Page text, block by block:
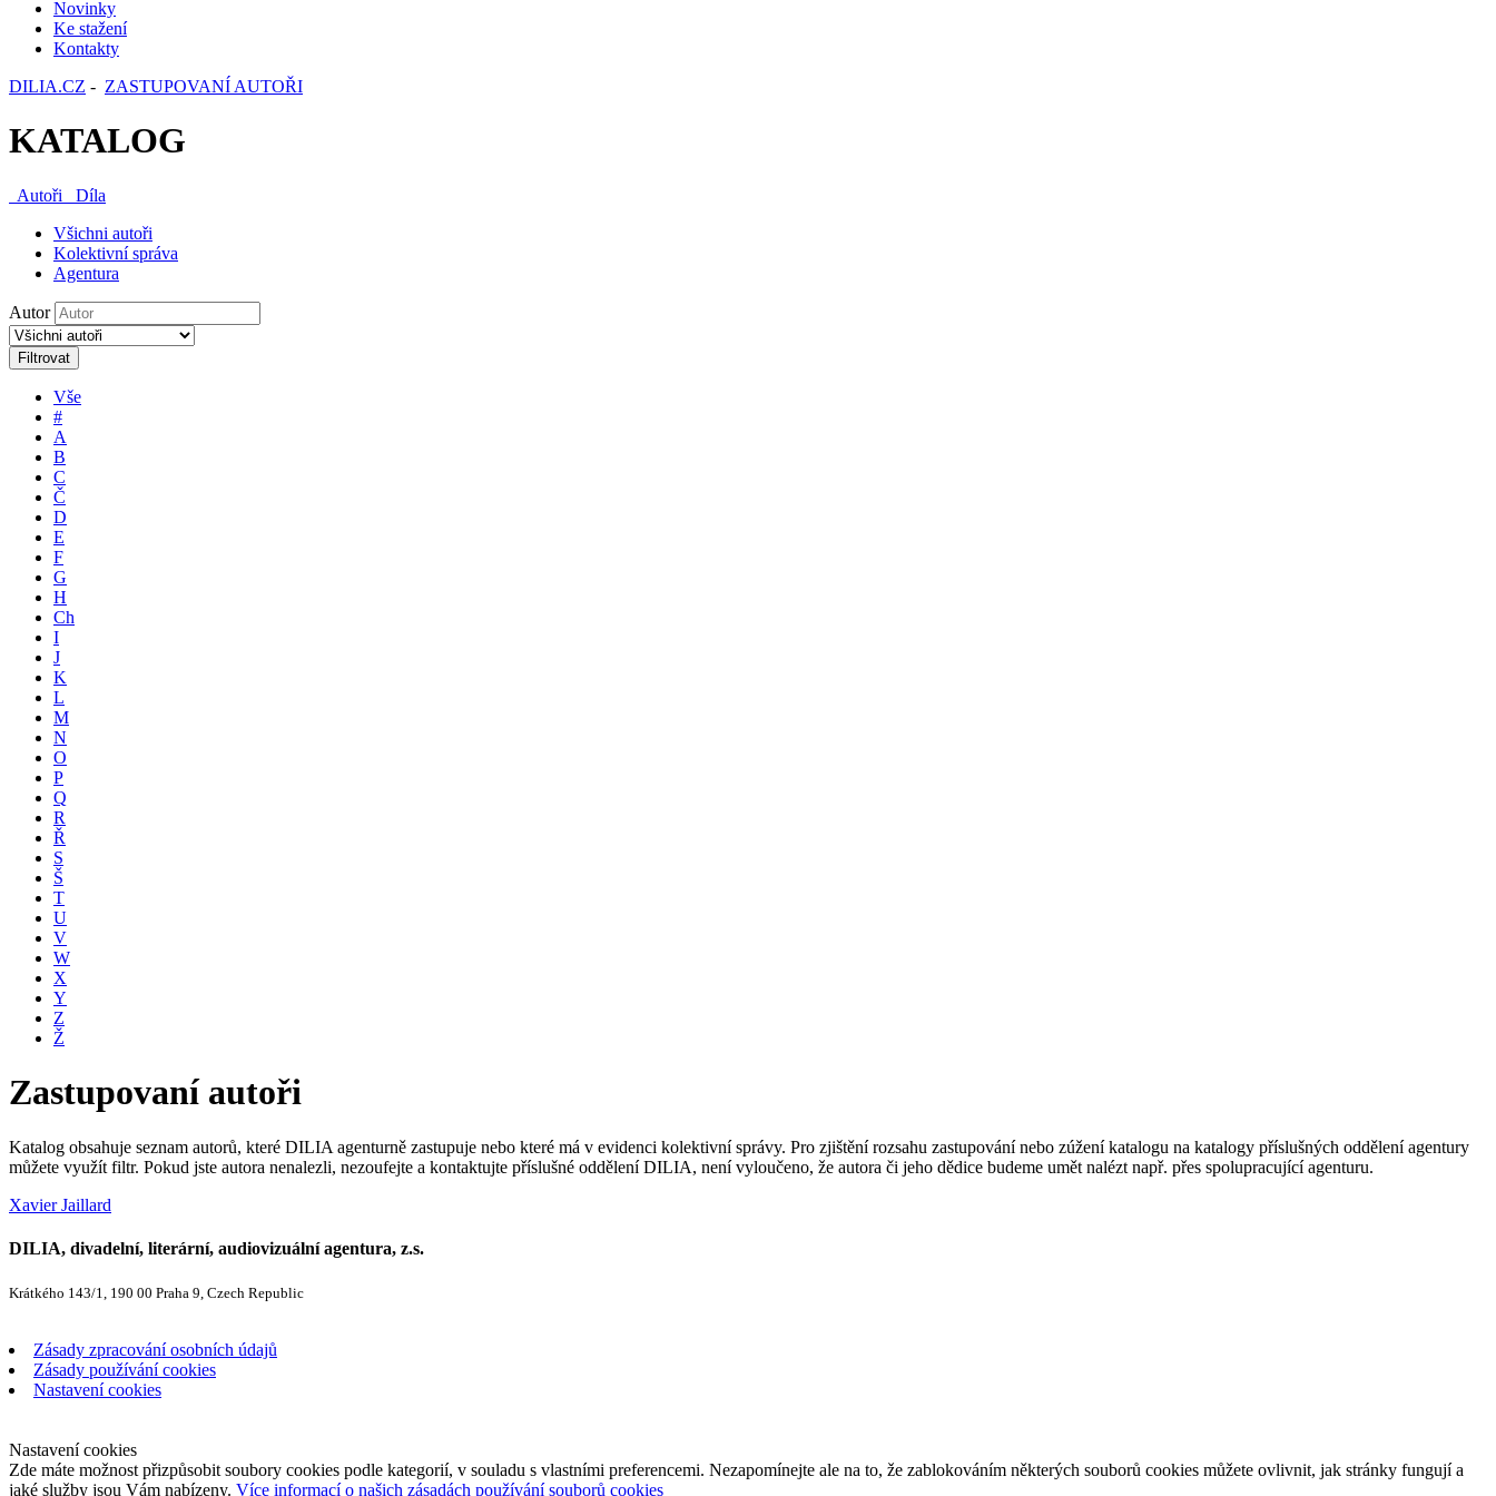
Novinky
Ke stažení
Kontakty
DILIA.CZ - ZASTUPOVANÍ AUTOŘI
KATALOG
Autoři
Díla
Všichni autoři
Kolektivní správa
Agentura
Autor
Filtrovat
Vše
#
A
B
C
Č
D
E
F
G
H
Ch
I
J
K
L
M
N
O
P
Q
R
Ř
S
Š
T
U
V
W
X
Y
Z
Ž
Zastupovaní autoři
Katalog obsahuje seznam autorů, které DILIA agenturně zastupuje nebo které má v evidenci kolektivní správy. Pro zjištění rozsahu zastupování nebo zúžení katalogu na katalogy příslušných oddělení agentury
můžete využít filtr. Pokud jste autora nenalezli, nezoufejte a kontaktujte příslušné oddělení DILIA, není vyloučeno, že autora či jeho dědice budeme umět nalézt např. přes spolupracující agenturu.
Xavier Jaillard
DILIA, divadelní, literární, audiovizuální agentura, z.s.
Krátkého 143/1, 190 00 Praha 9, Czech Republic
Zásady zpracování osobních údajů
Zásady používání cookies
Nastavení cookies
Nastavení cookies
Zde máte možnost přizpůsobit soubory cookies podle kategorií, v souladu s vlastními preferencemi. Nezapomínejte ale na to, že zablokováním některých souborů cookies můžete ovlivnit, jak stránky fungují a
jaké služby jsou Vám nabízeny. Více informací o našich zásadách používání souborů cookies